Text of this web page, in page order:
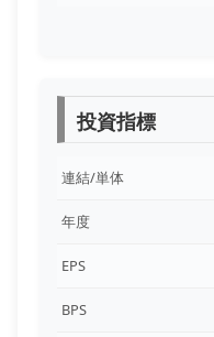
投資指標
連結/単体
年度
EPS
BPS